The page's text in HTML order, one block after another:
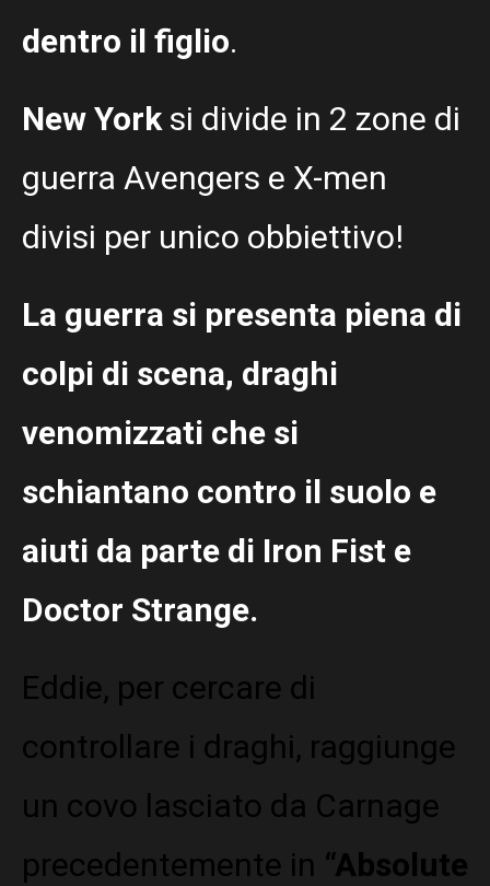
dentro il figlio.
New Yorksi divide in 2 zone di
guerra Avengers e X-men
divisi per unico obbiettivo!
La guerra si presenta piena di
colpi di scena, draghi
venomizzati che si
schiantano contro il suolo e
aiuti da parte di Iron Fist e
Doctor Strange.
Eddie, per cercare di
controllare i draghi, raggiunge
un covo lasciato da Carnage
precedentemente in “Absolute